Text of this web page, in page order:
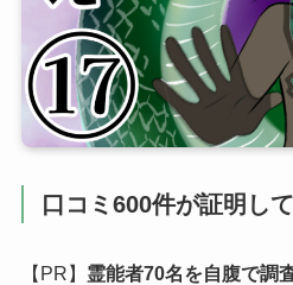
口コミ600件が証明し
【PR】 霊能者70名を自腹で調